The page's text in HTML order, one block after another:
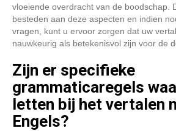
vloeiende overdracht van de boodschap.
besteden aan deze aspecten en indien
vragen, kunt u ervoor zorgen dat uw
nauwkeurig als betekenisvol zijn voor de
Zijn er specifieke
grammaticaregels
letten bij het vertalen
Engels?